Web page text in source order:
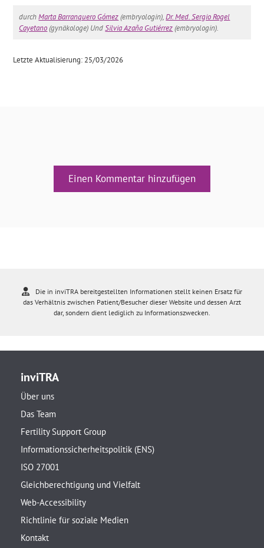
durchMarta Barranquero Gómez(embryologin),Dr. Med. Sergio Rogel
Cayetano(gynäkologe) UndSilvia Azaña Gutiérrez(embryologin).
Letzte Aktualisierung: 25/03/2026
Einen Kommentar hinzufügen
Die in inviTRA bereitgestellten Informationen stellt keinen Ersatz für
das Verhältnis zwischen Patient/Besucher dieser Website und dessen Arzt
dar, sondern dient lediglich zu Informationszwecken.
inviTRA
Über uns
Das Team
Fertility Support Group
Informationssicherheitspolitik (ENS)
ISO 27001
Gleichberechtigung und Vielfalt
Web-Accessibility
Richtlinie für soziale Medien
Kontakt